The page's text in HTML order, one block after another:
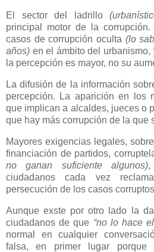
El sector del ladrillo
principal motor de la
casos de corrupción oculta (lo
años) en el ámbito del
la percepción es mayor, no su
La difusión de la información
percepción. La aparición en los
que implican a alcaldes, jueces o
que hay más corrupción de la que
Mayores exigencias legales,
financiación de partidos,
no ganan suficiente algunos),
ciudadanos cada vez
persecución de los casos
Aunque exste por otro lado la
ciudadanos de que “no lo hace
normal en cualquier
falsa, en primer lugar porque